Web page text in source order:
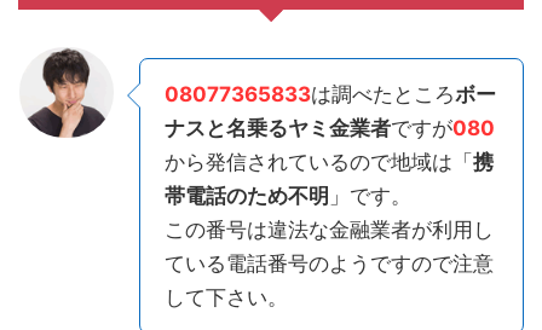
08077365833は調べたところボー
ナスと名乗るヤミ金業者ですが080
から発信されているので地域は「 携
帯電話のため不明 」です。
この番号は違法な金融業者が利用し
ている電話番号のようですので注意
して下さい。